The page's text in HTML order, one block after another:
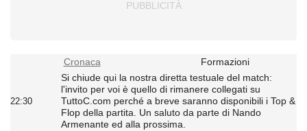
Cronaca Formazioni
22:30
Si chiude qui la nostra diretta testuale del match:
l'invito per voi è quello di rimanere collegati su
TuttoC.com perché a breve saranno disponibili i Top &
Flop della partita. Un saluto da parte di Nando
Armenante ed alla prossima.